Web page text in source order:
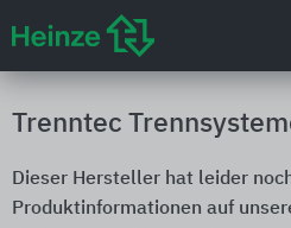
Trenntec
Dieser Hersteller hat leider
Produktinformationen auf